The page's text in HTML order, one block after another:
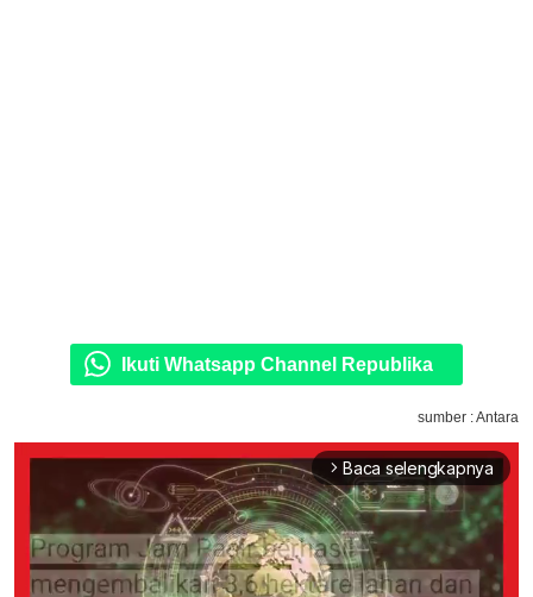
Ikuti Whatsapp Channel Republika
sumber : Antara
arrow_forward_ios Baca selengkapnya